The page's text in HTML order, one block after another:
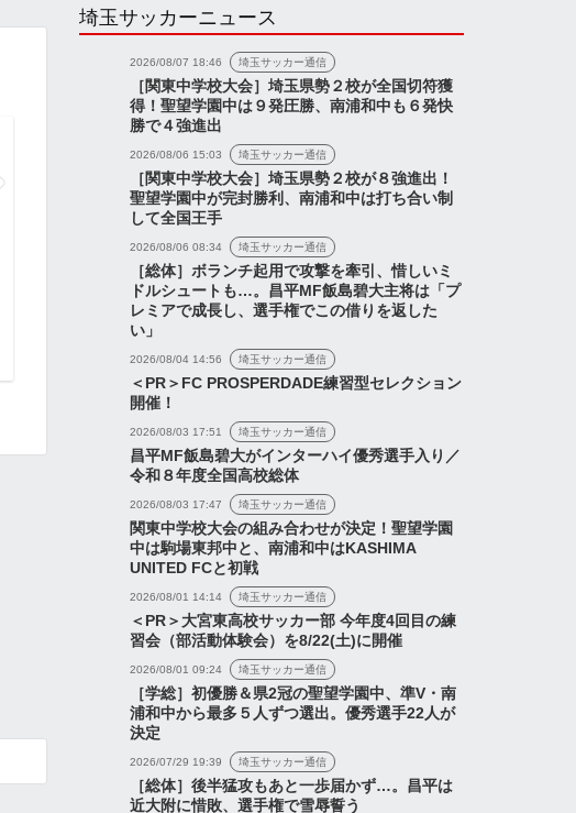
『夏キャンプ2日目の様
子』『浦和レッズが進める
SDGsの現在』など【浦和
レッズネタま...
2026年7月10日
『自分の記録よりチームの
勝利が一番(西川)』『頑張
れシュウタ！』など【浦和
埼玉サッカーニュース
2026/08/07 18:46 埼玉サッカー通信
［関東中学校大会］埼玉県勢２校が全国切符獲
得！聖望学園中は９発圧勝、南浦和中も６発快
勝で４強進出
2026/08/06 15:03 埼玉サッカー通信
［関東中学校大会］埼玉県勢２校が８強進出！
聖望学園中が完封勝利、南浦和中は打ち合い制
して全国王手
2026/08/06 08:34 埼玉サッカー通信
［総体］ボランチ起用で攻撃を牽引、惜しいミ
ドルシュートも…。昌平MF飯島碧大主将は「プ
レミアで成長し、選手権でこの借りを返した
い」
2026/08/04 14:56 埼玉サッカー通信
＜PR＞FC PROSPERDADE練習型セレクション
開催！
2026/08/03 17:51 埼玉サッカー通信
昌平MF飯島碧大がインターハイ優秀選手入り／
令和８年度全国高校総体
2026/08/03 17:47 埼玉サッカー通信
関東中学校大会の組み合わせが決定！聖望学園
中は駒場東邦中と、南浦和中はKASHIMA
UNITED FCと初戦
2026/08/01 14:14 埼玉サッカー通信
＜PR＞大宮東高校サッカー部 今年度4回目の練
習会（部活動体験会）を8/22(土)に開催
2026/08/01 09:24 埼玉サッカー通信
［学総］初優勝＆県2冠の聖望学園中、準V・南
浦和中から最多５人ずつ選出。優秀選手22人が
決定
2026/07/29 19:39 埼玉サッカー通信
［総体］後半猛攻もあと一歩届かず…。昌平は
近大附に惜敗、選手権で雪辱誓う